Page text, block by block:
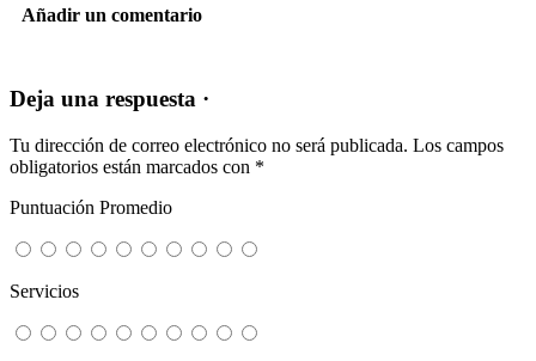
Añadir un comentario
Deja una respuesta ·
Tu dirección de correo electrónico no será publicada. Los campos
obligatorios están marcados con *
Puntuación Promedio
Servicios